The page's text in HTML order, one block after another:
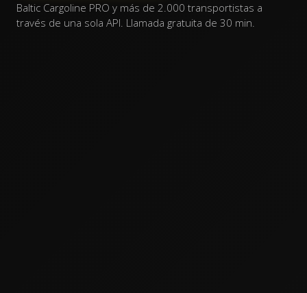
Baltic Cargoline PRO y más de 2.000 transportistas a
través de una sola API. Llamada gratuita de 30 min.